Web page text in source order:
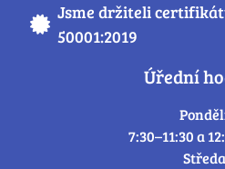
Jsme držiteli
50001:2019
Úřední
7:30–11:30 a
Středa